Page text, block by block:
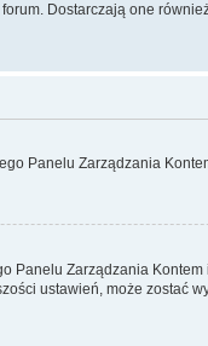
Dostarczają one
Panelu Zarządzania
Zarządzania
ustawień, może zostać